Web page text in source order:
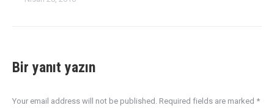
Bir yanıt yazın
Your email address will not be published. Required fields are marked *